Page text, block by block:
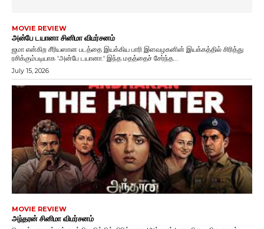
MOVIE REVIEW
அன்பே டயானா சினிமா விமர்சனம்
ஜமா என்கிற சீரியஸான படத்தை இயக்கிய பாரி இளவழகனின் இயக்கத்தில் சிரித்து
ரசிக்கும்படியாக 'அன்பே டயானா.' இந்த மதத்தைச் சேர்ந்த...
July 15, 2026
MOVIE REVIEW
அந்தரன் சினிமா விமர்சனம்